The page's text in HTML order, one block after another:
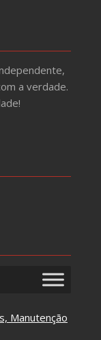
a verdade.
Manutenção